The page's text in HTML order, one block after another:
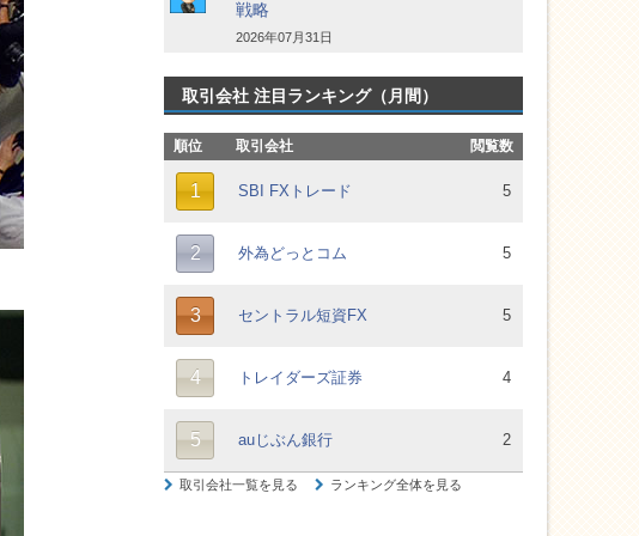
戦略
2026年07月31日
取引会社 注目ランキング（月間）